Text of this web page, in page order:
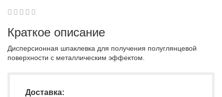
12345
Краткое описание
Дисперсионная шпаклевка для получения полуглянцевой
поверхности с металлическим эффектом.
Доставка: